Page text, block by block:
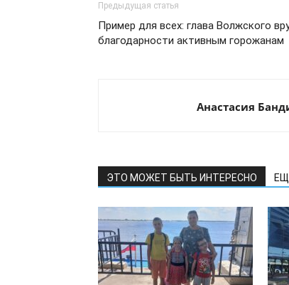
Предыдущая статья
Пример для всех: глава Волжского
благодарности активным горожанам
Анастасия
ЭТО МОЖЕТ БЫТЬ ИНТЕРЕСНО